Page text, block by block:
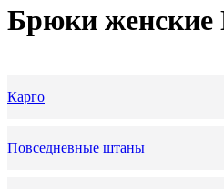
Брюки
Карго
Повседневные штаны